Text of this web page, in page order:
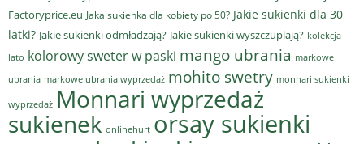
Factoryprice.eu Jaka sukienka dla kobiety po 50? Jakie sukienki dla 30
latki? Jakie sukienki odmładzają? Jakie sukienki wyszczuplają? kolekcja
lato kolorowy sweter w paski mango ubrania markowe
ubrania markowe ubrania wyprzedaż mohito swetry monnari sukienki
wyprzedaż Monnari wyprzedaż
sukienek onlinehurt orsay sukienki